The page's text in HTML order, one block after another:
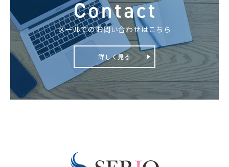
メールでのお問い合わせはこちら
詳しく見る